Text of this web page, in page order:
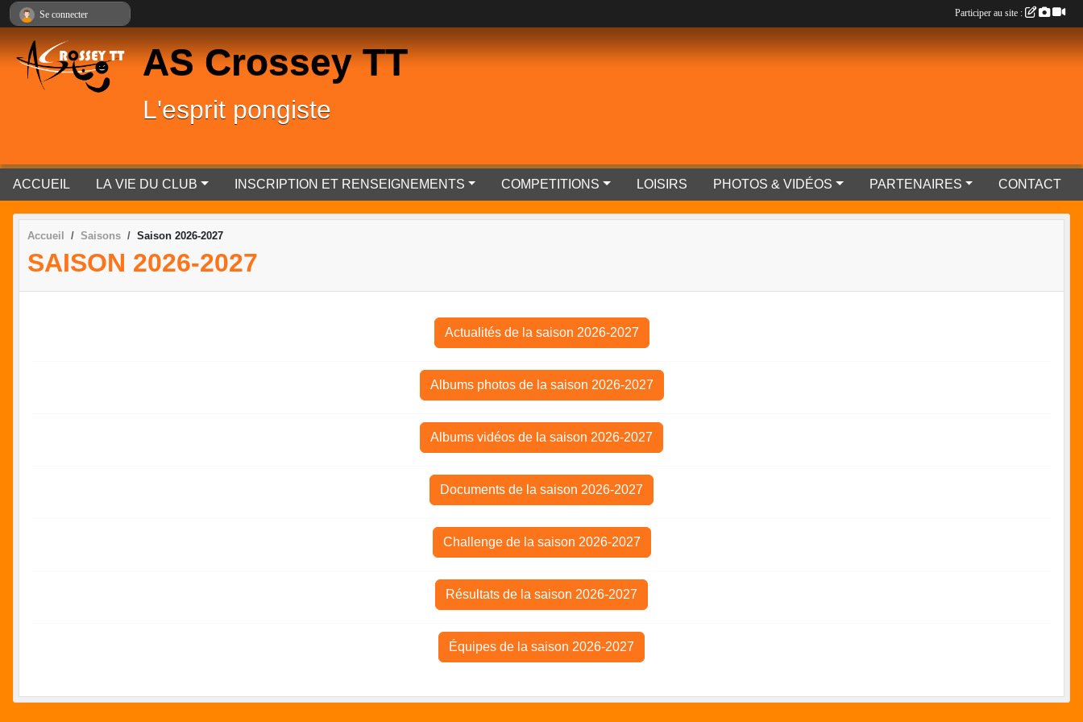
AS Crossey TT
L'esprit pongiste
ACCUEIL LA VIE DU CLUB INSCRIPTION ET RENSEIGNEMENTS COMPETITIONS LOISIRS PHOTOS & VIDÉOS PARTENAIRES CONTACT
Accueil Saisons Saison 2026-2027
SAISON 2026-2027
Actualités de la saison 2026-2027
Albums photos de la saison 2026-2027
Albums vidéos de la saison 2026-2027
Documents de la saison 2026-2027
Challenge de la saison 2026-2027
Résultats de la saison 2026-2027
Équipes de la saison 2026-2027
Se connecter Participer au site :
Panneau de gestion des cookies